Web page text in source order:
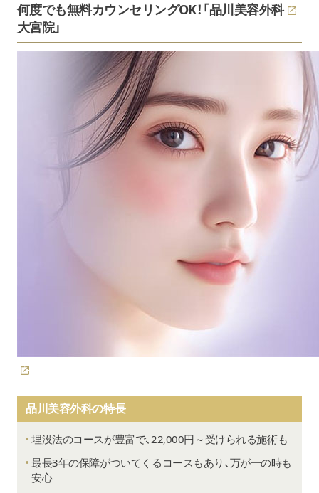
何度でも無料カウンセリングOK！「品川美容外科
大宮院」
品川美容外科の特長
埋没法のコースが豊富で、22,000円～受けられる施術も
最長3年の保障がついてくるコースもあり、万が一の時も
安心